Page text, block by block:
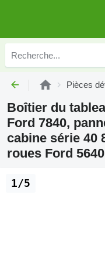
Pièces
Boîtier du
Ford 7840,
cabine série 40
roues Ford
1/5